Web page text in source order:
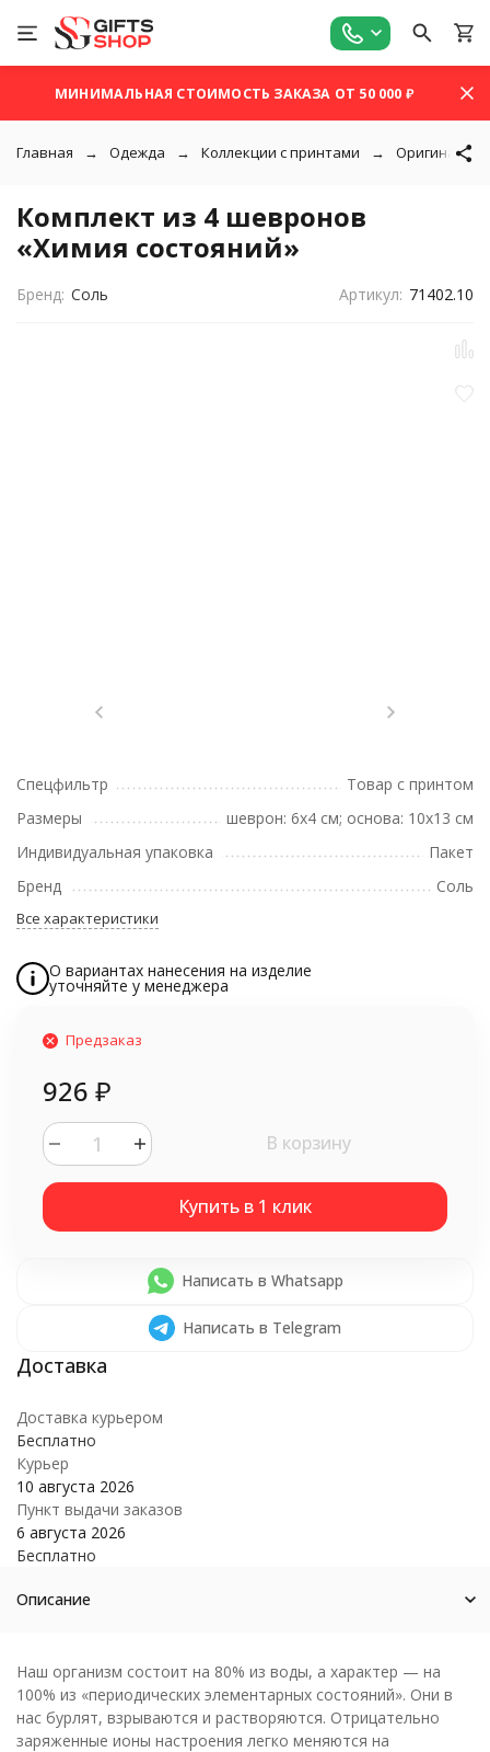
МИНИМАЛЬНАЯ СТОИМОСТЬ ЗАКАЗА ОТ 50 000 ₽
Главная Одежда Коллекции с принтами
Комплект из 4 шевронов
«Химия состояний»
Бренд: Соль Артикул: 71402.10
Спецфильтр
Товар с принтом
Размеры
шеврон: 6х4 см; основа: 10х13 см
Индивидуальная упаковка
Пакет
Бренд
Соль
Все характеристики
О вариантах нанесения на изделие
уточняйте у менеджера
Предзаказ
926 ₽
В корзину
Написать в Whatsapp
Написать в Telegram
Доставка курьером
Бесплатно
Курьер
10 августа 2026
Пункт выдачи заказов
6 августа 2026
Бесплатно
Описание
Наш организм состоит на 80% из воды, а характер — на
100% из «периодических элементарных состояний». Они в
нас бурлят, взрываются и растворяются. Отрицательно
заряженные ионы настроения легко меняются на